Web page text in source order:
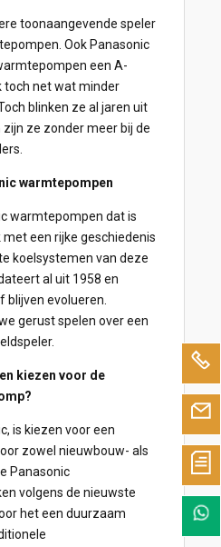
toonaangevende speler
Ook Panasonic
een A-
toch net wat minder
blinken ze al jaren uit
ze zonder meer bij de
warmtepompen
warmtepompen dat is
een rijke geschiedenis
koelsystemen van deze
al uit 1958 en
blijven evolueren.
gerust spelen over een
kiezen voor de
is kiezen voor een
zowel nieuwbouw- als
Panasonic
volgens de nieuwste
het een duurzaam